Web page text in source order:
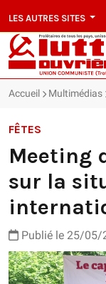
LES AUTRES SITES
Accueil Multimédias
FÊTES
Meeting
sur la
Publié le 25/05/